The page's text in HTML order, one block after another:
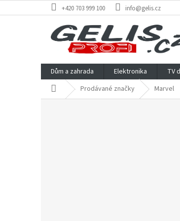
na
+420 703 999 100 info@gelis.cz
Dům a zahrada Elektronika TV
Domů Prodávané značky Marvel